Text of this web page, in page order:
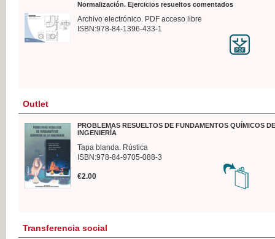
Normalización. Ejercicios resueltos comentados
Archivo electrónico. PDF acceso libre
ISBN:978-84-1396-433-1
Outlet
PROBLEMAS RESUELTOS DE FUNDAMENTOS QUÍMICOS
INGENIERÍA
Tapa blanda. Rústica
ISBN:978-84-9705-088-3
€2.00
Transferencia social